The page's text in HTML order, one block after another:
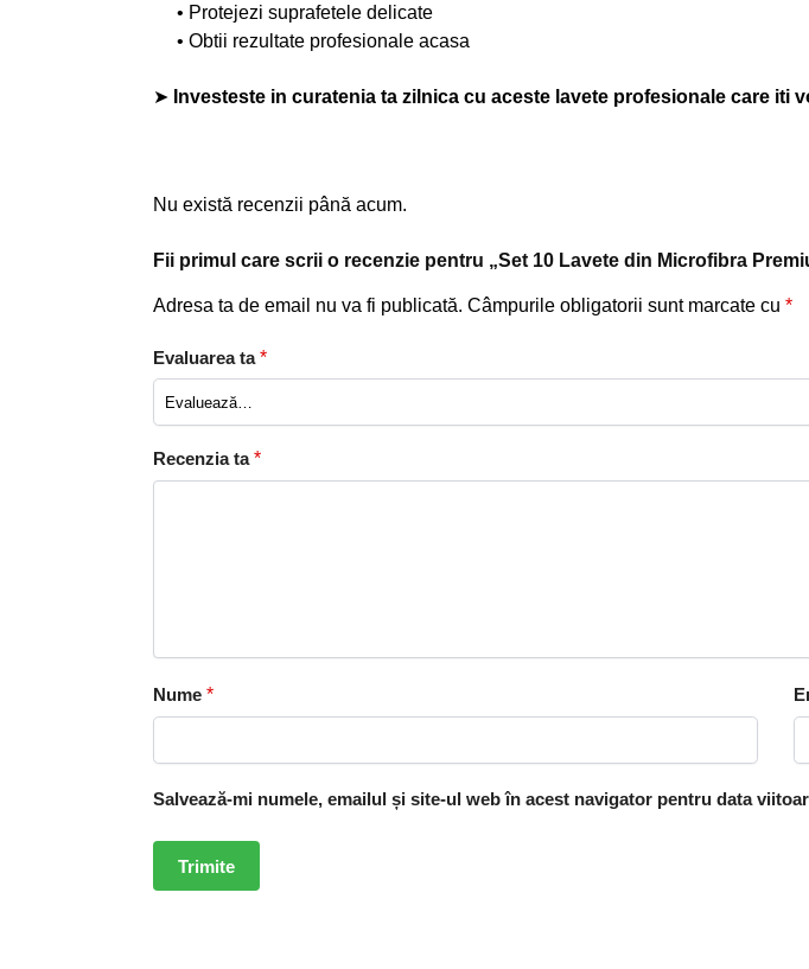
• Protejezi suprafetele delicate
• Obtii rezultate profesionale acasa
➤ Investeste in curatenia ta zilnica cu aceste lavete profesionale care iti
Nu există recenzii până acum.
Fii primul care scrii o recenzie pentru „Set 10 Lavete din Microfibra
Adresa ta de email nu va fi publicată. Câmpurile obligatorii sunt marcate cu *
Evaluarea ta*
Recenzia ta*
Nume *
Salvează-mi numele, emailul și site-ul web în acest navigator pentru data